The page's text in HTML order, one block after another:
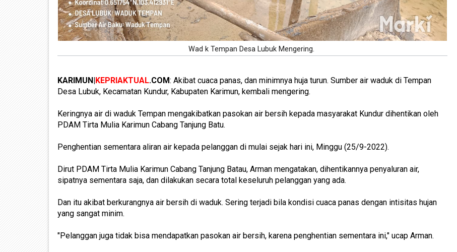
Wad k Tempan Desa Lubuk Mengering.
KARIMUN|KEPRIAKTUAL.COM: Akibat cuaca panas, dan minimnya huja turun. Sumber air waduk di Tempan
Desa Lubuk, Kecamatan Kundur, Kabupaten Karimun, kembali mengering.
Keringnya air di waduk Tempan mengakibatkan pasokan air bersih kepada masyarakat Kundur dihentikan oleh
PDAM Tirta Mulia Karimun Cabang Tanjung Batu.
Penghentian sementara aliran air kepada pelanggan di mulai sejak hari ini, Minggu (25/9-2022).
Dirut PDAM Tirta Mulia Karimun Cabang Tanjung Batau, Arman mengatakan, dihentikannya penyaluran air,
sipatnya sementara saja, dan dilakukan secara total keseluruh pelanggan yang ada.
Dan itu akibat berkurangnya air bersih di waduk. Sering terjadi bila kondisi cuaca panas dengan intisitas hujan
yang sangat minim.
"Pelanggan juga tidak bisa mendapatkan pasokan air bersih, karena penghentian sementara ini," ucap Arman.